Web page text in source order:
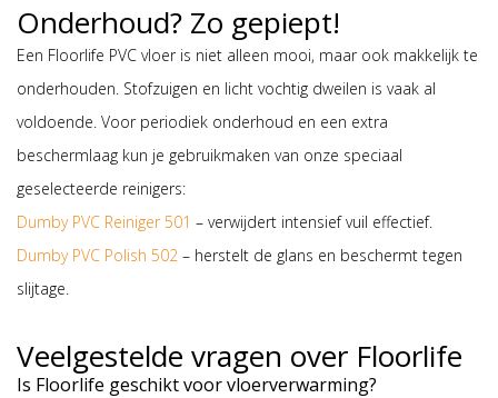
Onderhoud? Zo gepiept!
Een Floorlife PVC vloer is niet alleen mooi, maar ook makkelijk te
onderhouden. Stofzuigen en licht vochtig dweilen is vaak al
voldoende. Voor periodiek onderhoud en een extra
beschermlaag kun je gebruikmaken van onze speciaal
geselecteerde reinigers:
Dumby PVC Reiniger 501 – verwijdert intensief vuil effectief.
Dumby PVC Polish 502 – herstelt de glans en beschermt tegen
slijtage.
Veelgestelde vragen over Floorlife
Is Floorlife geschikt voor vloerverwarming?